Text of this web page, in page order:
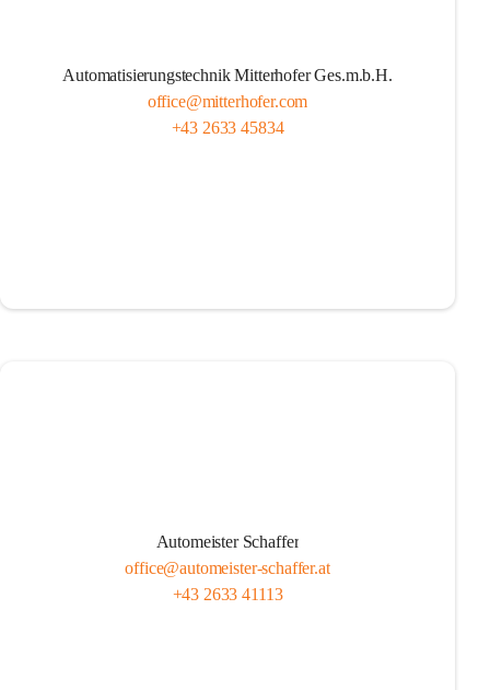
Automatisierungstechnik Mitterhofer Ges.m.b.H.
office@mitterhofer.com
+43 2633 45834
Automeister Schaffer
office@automeister-schaffer.at
+43 2633 41113